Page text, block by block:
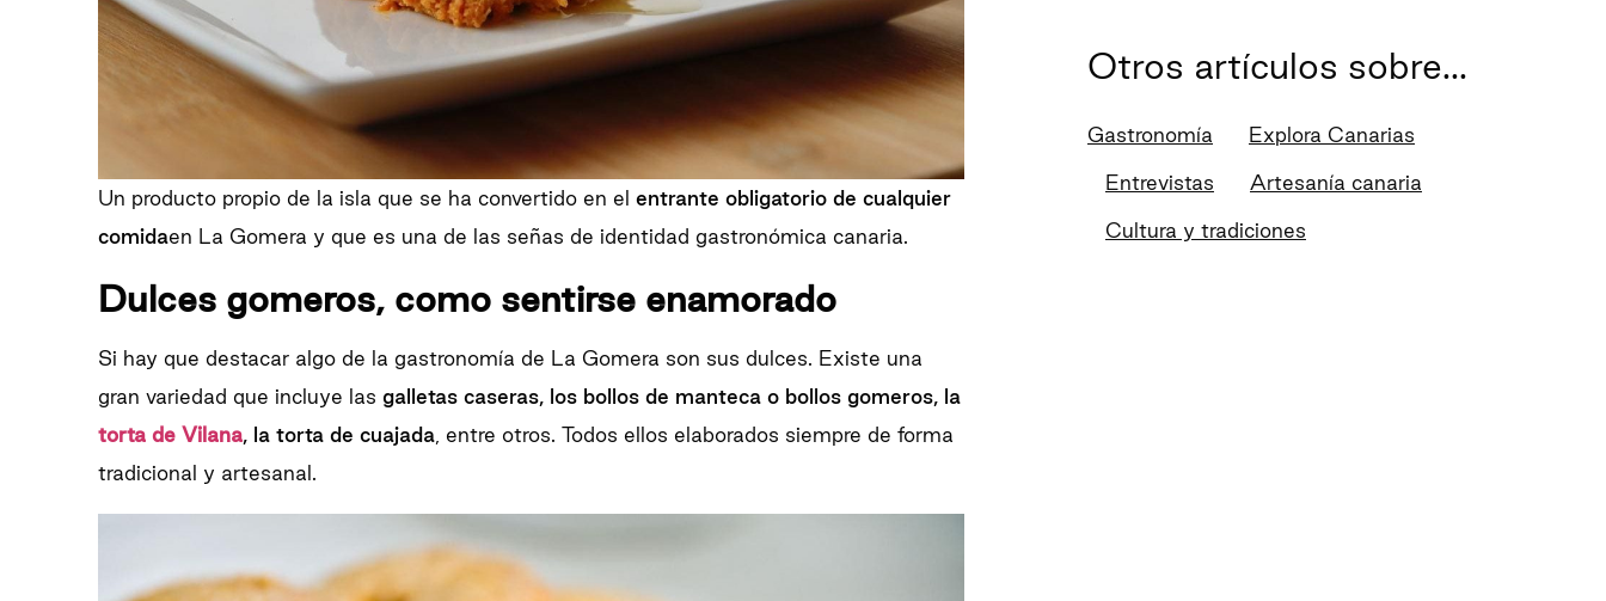
Un producto propio de la isla que se ha convertido en el entrante obligatorio de cualquier
comidaen La Gomera y que es una de las señas de identidad gastronómica canaria.
Dulces gomeros, como sentirse enamorado
Si hay que destacar algo de la gastronomía de La Gomera son sus dulces. Existe una
gran variedad que incluye las galletas caseras, los bollos de manteca o bollos gomeros, la
torta de Vilana , la torta de cuajada , entre otros. Todos ellos elaborados siempre de forma
tradicional y artesanal.
Otros artículos sobre...
Gastronomía Explora Canarias
Entrevistas Artesanía canaria
Cultura y tradiciones